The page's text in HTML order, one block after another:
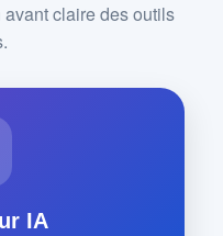
claire des outils
IA